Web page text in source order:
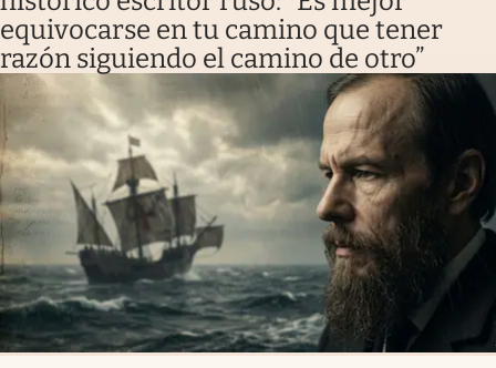
equivocarse en tu camino que tener
razón siguiendo el camino de otro”